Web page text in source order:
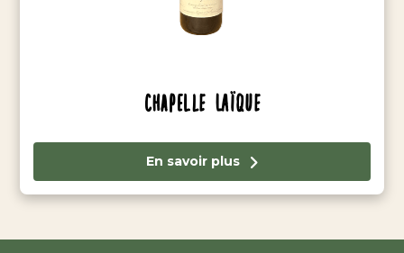
Chapelle Laïque
En savoir plus